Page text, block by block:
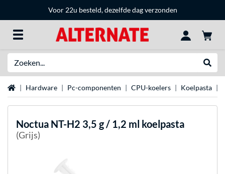
Voor 22u besteld, dezelfde dag verzonden
Home Hardware Pc-componenten CPU-koelers Koelpasta
Noctua NT-H2 3,5 g / 1,2 ml koelpasta
(Grijs)